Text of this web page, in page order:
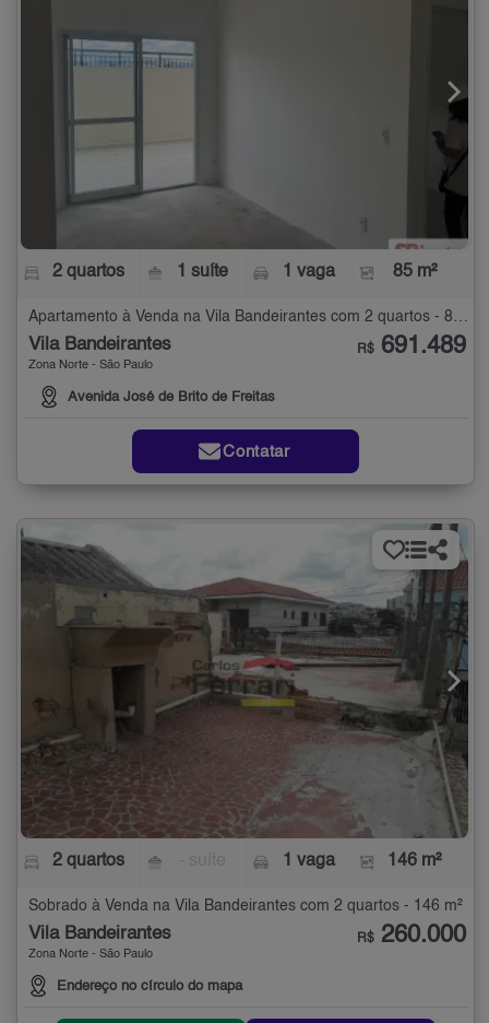
2 quartos 1 suíte 1 vaga 85 m²
Apartamento à Venda na Vila Bandeirantes com 2 quartos - 85 m²
Vila Bandeirantes
Zona Norte - São Paulo
Avenida José de Brito de Freitas
R$ 691.489
Contatar
2 quartos 1 vaga 146 m²
Sobrado à Venda na Vila Bandeirantes com 2 quartos - 146 m²
Vila Bandeirantes
Zona Norte - São Paulo
Endereço no círculo do mapa
R$ 260.000